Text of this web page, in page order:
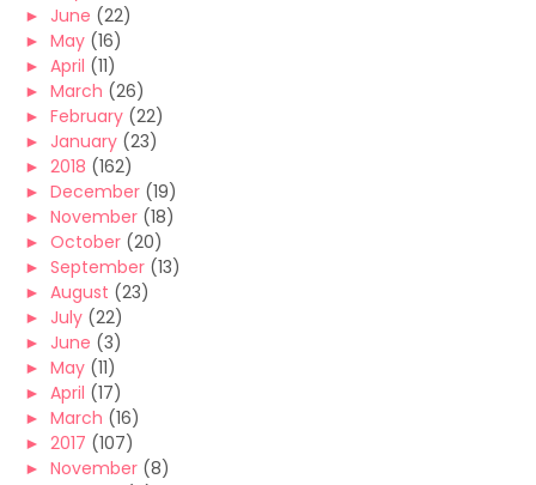
► June (22)
► May (16)
► April (11)
► March (26)
► February (22)
► January (23)
► 2018 (162)
► December (19)
► November (18)
► October (20)
► September (13)
► August (23)
► July (22)
► June (3)
► May (11)
► April (17)
► March (16)
► 2017 (107)
► November (8)